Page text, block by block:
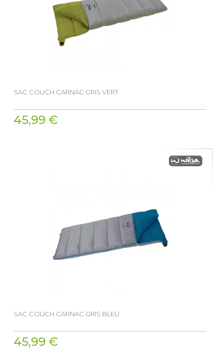
SAC COUCH CARNAC GRIS VERT
45,99 €
SAC COUCH CARNAC GRIS BLEU
45,99 €